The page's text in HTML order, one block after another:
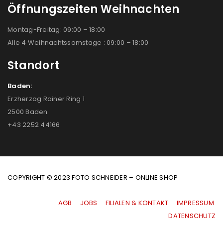
Öffnungszeiten Weihnachten
Montag-Freitag: 09:00 – 18:00
Alle 4 Weihnachtssamstage : 09:00 – 18:00
Standort
Baden:
Erzherzog Rainer Ring 1
2500 Baden
+43 2252 44166
COPYRIGHT © 2023 FOTO SCHNEIDER – ONLINE SHOP
AGB JOBS FILIALEN & KONTAKT
IMPRESSUM
|DATENSCHUTZ